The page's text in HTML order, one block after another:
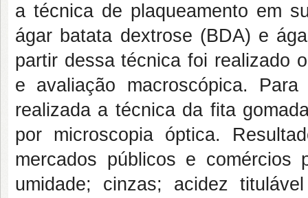
a técnica de plaqueamento em
ágar batata dextrose (BDA) e
partir dessa técnica foi realizado
e avaliação macroscópica.
realizada a técnica da fita
por microscopia óptica.
mercados públicos e comércios
umidade; cinzas; acidez